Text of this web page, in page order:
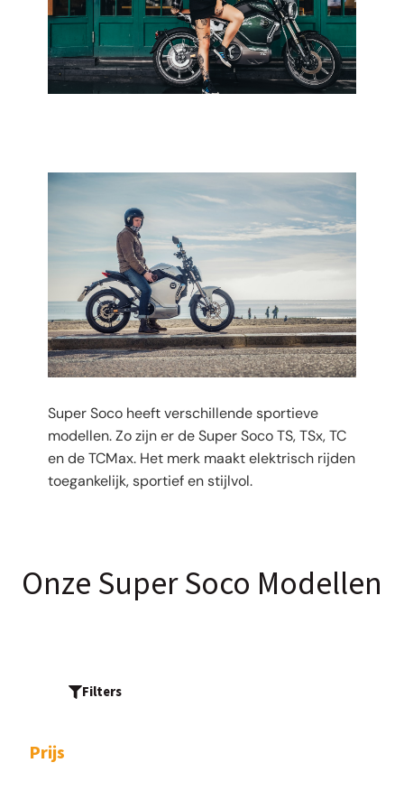
Super Soco heeft verschillende sportieve
modellen. Zo zijn er de Super Soco TS, TSx, TC
en de TCMax. Het merk maakt elektrisch rijden
toegankelijk, sportief en stijlvol.
Onze Super Soco Modellen
Filters
Prijs